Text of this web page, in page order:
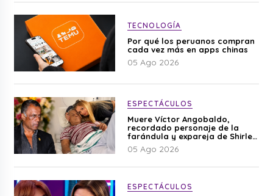
TECNOLOGÍA
Por qué los peruanos compran
cada vez más en apps chinas
05 Ago 2026
ESPECTÁCULOS
Muere Víctor Angobaldo,
recordado personaje de la
farándula y expareja de Shirley
Cherres
05 Ago 2026
ESPECTÁCULOS